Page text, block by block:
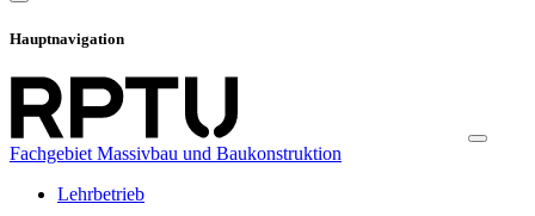
Hauptnavigation
Fachgebiet Massivbau und Baukonstruktion
Lehrbetrieb